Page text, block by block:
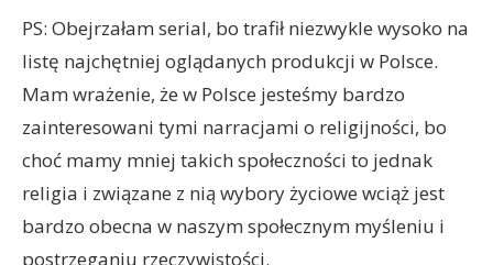
PS: Obejrzałam serial, bo trafił niezwykle wysoko na
listę najchętniej oglądanych produkcji w Polsce.
Mam wrażenie, że w Polsce jesteśmy bardzo
zainteresowani tymi narracjami o religijności, bo
choć mamy mniej takich społeczności to jednak
religia i związane z nią wybory życiowe wciąż jest
bardzo obecna w naszym społecznym myśleniu i
postrzeganiu rzeczywistości.